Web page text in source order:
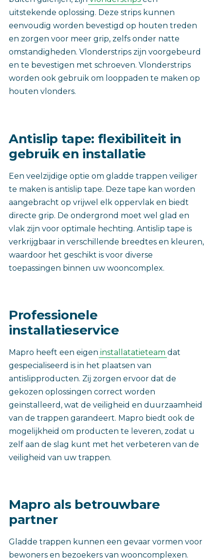
uitstekende oplossing. Deze strips kunnen
eenvoudig worden bevestigd op houten treden
en zorgen voor meer grip, zelfs onder natte
omstandigheden. Vlonderstrips zijn voorgebeurd
en te bevestigen met schroeven. Vlonderstrips
worden ook gebruik om looppaden te maken op
houten vlonders.
Antislip tape: flexibiliteit in
gebruik en installatie
Een veelzijdige‎ optie om gladde trappen veiliger
te maken is antislip tape. Deze tape kan worden
aangebracht op vrijwel elk oppervlak en biedt
directe grip. De ondergrond moet wel glad en
vlak zijn voor optimale hechting. Antislip tape is
verkrijgbaar in verschillende breedtes en kleuren,
waardoor het geschikt is voor diverse
toepassingen binnen uw wooncomplex.
Professionele
installatieservice‎
Mapro heeft een eigen installatatieteam dat
gespecialiseerd is in het plaatsen van
antislipproducten. Zij zorgen ervoor dat de
gekozen oplossingen correct worden
geïnstalleerd, wat de veiligheid en duurzaamheid
van de trappen garandeert. Mapro biedt ook de
mogelijkheid om producten te leveren, zodat u
zelf aan de slag kunt met het verbeteren van de
veiligheid van uw trappen.
Mapro als betrouwbare
partner
Gladde trappen kunnen een gevaar vormen voor
bewoners en bezoekers van wooncomplexen.